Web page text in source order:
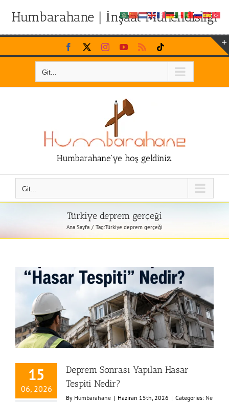
Humbarahane | İnşaat Mühendisliği
Skip
to
Facebook InstagramYouTubeRss
Git...
Humbarahane'ye hoş geldiniz.
Git...
Türkiye deprem gerçeği
Ana Sayfa Tag:Türkiye deprem gerçeği
15
06, 2026
Deprem Sonrası Yapılan Hasar
Tespiti Nedir?
By Humbarahane | Haziran 15th, 2026 | Categories: Ne